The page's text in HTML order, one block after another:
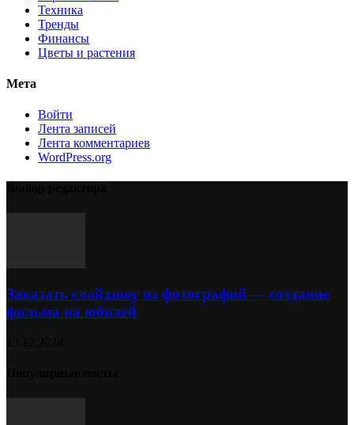
Техника
Тренды
Финансы
Цветы и растения
Мета
Войти
Лента записей
Лента комментариев
WordPress.org
Заказать слайдшоу из фотографий — создание
фильма на юбилей